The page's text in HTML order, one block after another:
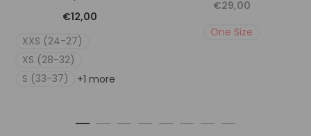
€12,00
XXS (24-27)
XS (28-32)
S (33-37)
+1 more
€29,00
One Size